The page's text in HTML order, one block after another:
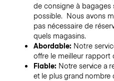
de consigne à bagages
possible. Nous avons
pas nécessaire de
quels magasins.
Abordable: Notre
offre le meilleur rapport
Fiable: Notre service a
et le plus grand nombre